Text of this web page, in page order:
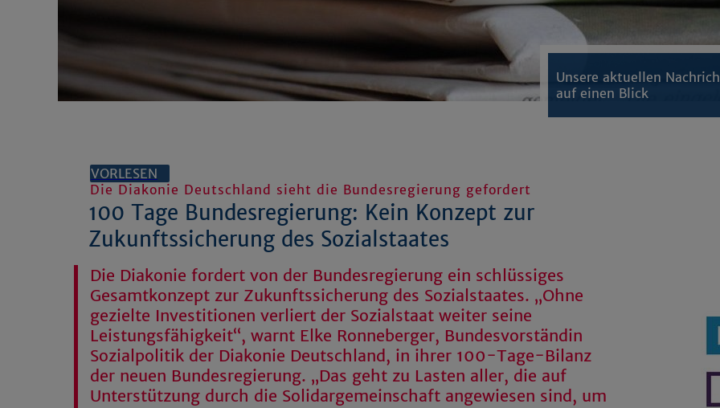
Unsere aktuellen
auf einen Blick
VORLESEN
Die Diakonie Deutschland sieht die Bundesregierung gefordert
100 Tage Bundesregierung: Kein Konzept zur
Zukunftssicherung des Sozialstaates
Die Diakonie fordert von der Bundesregierung ein schlüssiges
Gesamtkonzept zur Zukunftssicherung des Sozialstaates. „Ohne
gezielte Investitionen verliert der Sozialstaat weiter seine
Leistungsfähigkeit“, warnt Elke Ronneberger, Bundesvorständin
Sozialpolitik der Diakonie Deutschland, in ihrer 100-Tage-Bilanz
der neuen Bundesregierung. „Das geht zu Lasten aller, die auf
Unterstützung durch die Solidargemeinschaft angewiesen sind, um